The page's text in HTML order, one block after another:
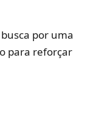
por uma
para reforçar